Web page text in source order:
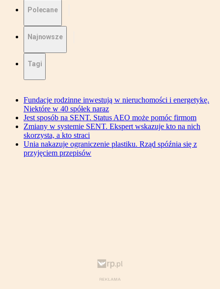
Polecane
Najnowsze
Tagi
Fundacje rodzinne inwestują w nieruchomości i energetykę.
Niektóre w 40 spółek naraz
Jest sposób na SENT. Status AEO może pomóc firmom
Zmiany w systemie SENT. Ekspert wskazuje kto na nich
skorzysta, a kto straci
Unia nakazuje ograniczenie plastiku. Rząd spóźnia się z
przyjęciem przepisów